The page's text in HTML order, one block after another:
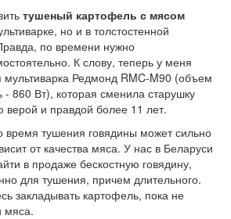
тушеный картофель с мясом
но и в толстостенной
по времени нужно
К слову, теперь у меня
Редмонд RMC-M90 (объем
860 Вт), которая сменила старушку
верой и правдой более 11 лет.
время тушения говядины может сильно
от качества мяса. У нас в Беларуси
в продаже бескостную говядину,
для тушения, причем длительного.
закладывать картофель, пока не
мяса.